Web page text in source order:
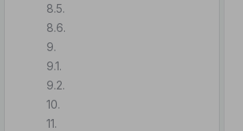
8.5.
8.6.
9.
9.1.
9.2.
10.
11.